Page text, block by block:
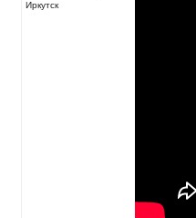
Иркутск